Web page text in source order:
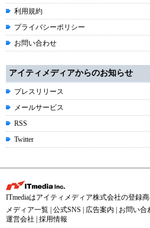
利用規約
プライバシーポリシー
お問い合わせ
アイティメディアからのお知らせ
プレスリリース
メールサービス
RSS
Twitter
ITmediaはアイティメディア株式会社の登録商
メディア一覧 公式SNS 広告案内 お問い合
運営会社
採用情報